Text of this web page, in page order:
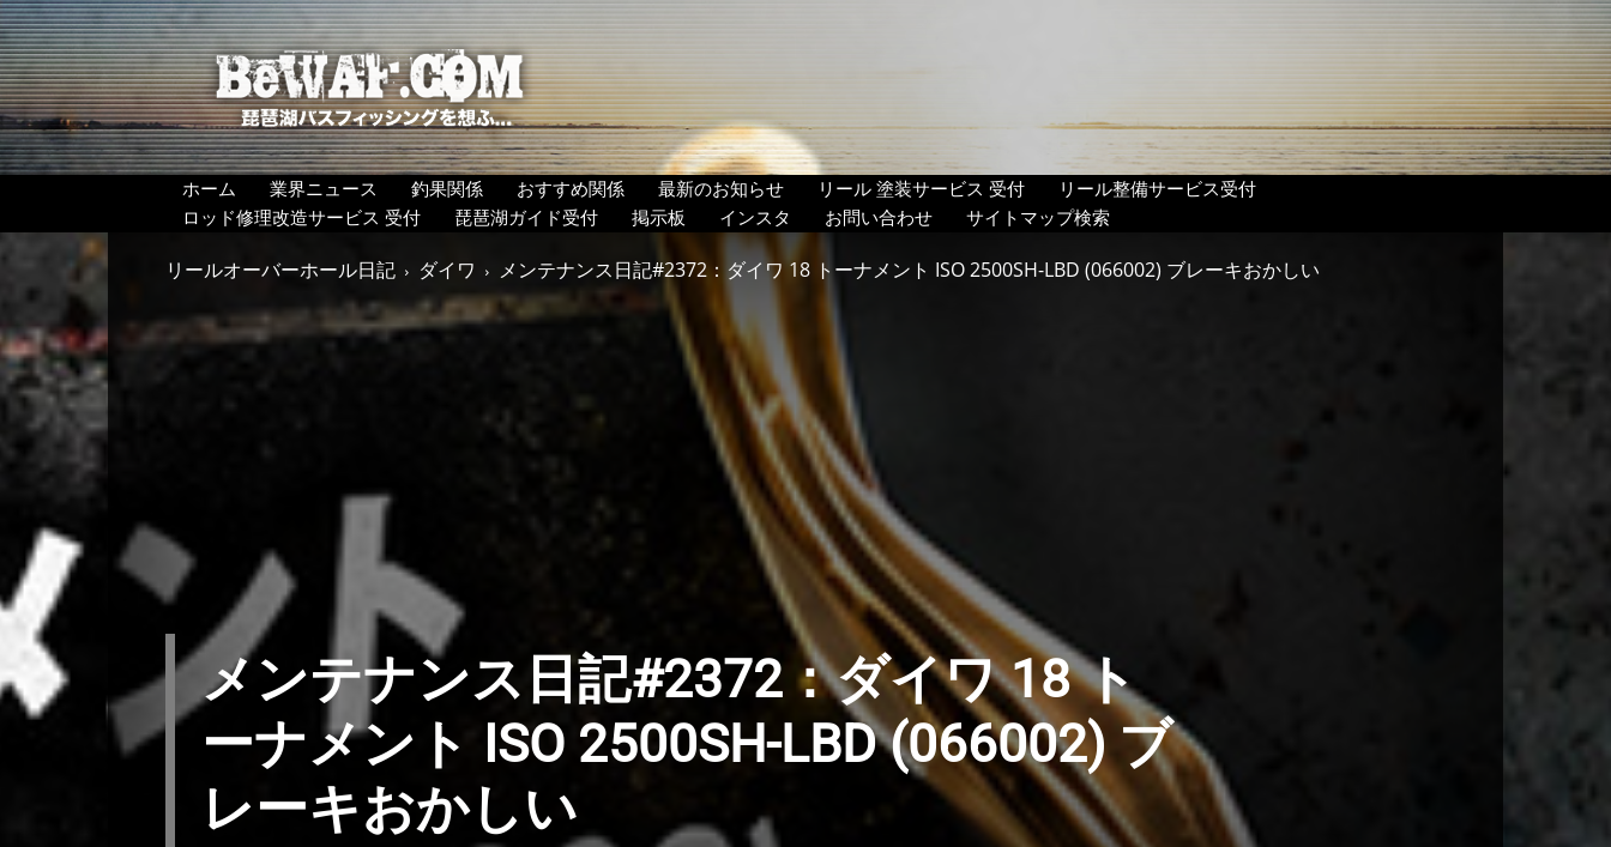
BeWAF
(ビ
ワ
エ
フ）
ホーム 業界ニュース 釣果関係 おすすめ関係 最新のお知らせ リール 塗装サービス 受付
リール整備サービス受付
ロッド修理改造サービス 受付
琵琶湖ガイド受付 掲示板 インスタ お問い合わせ サイトマップ検索
リールオーバーホール日記 ダイワ メンテナンス日記#2372：ダイワ 18 トーナメント ISO 2500SH-LBD (066002) ブレーキおかしい
メンテナンス日記#2372：ダイワ 18 ト
ーナメント ISO 2500SH-LBD (066002) ブ
レーキおかしい